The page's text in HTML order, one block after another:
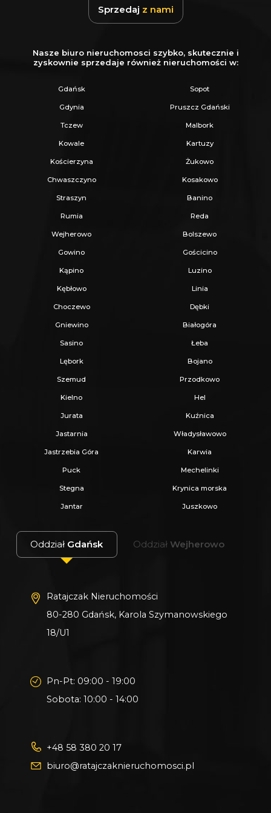
Sprzedaj z nami
Nasze biuro nieruchomosci szybko, skutecznie i
zyskownie sprzedaje również nieruchomości w:
Gdańsk Sopot
Gdynia Pruszcz Gdański
Tczew Malbork
Kowale Kartuzy
Kościerzyna Żukowo
Chwaszczyno Kosakowo
Straszyn Banino
Rumia Reda
Wejherowo Bolszewo
Gowino Gościcino
Kąpino Luzino
Kębłowo Linia
Choczewo Dębki
Gniewino Białogóra
Sasino Łeba
Lębork Bojano
Szemud Przodkowo
Kielno Hel
Jurata Kuźnica
Jastarnia Władysławowo
Jastrzebia Góra Karwia
Puck Mechelinki
Stegna Krynica morska
Jantar Juszkowo
Oddział Gdańsk Oddział Wejherowo
Ratajczak Nieruchomości
80-280 Gdańsk, Karola Szymanowskiego
18/U1
Pn-Pt: 09:00 - 19:00
Sobota: 10:00 - 14:00
+48 58 380 20 17
biuro@ratajczaknieruchomosci.pl